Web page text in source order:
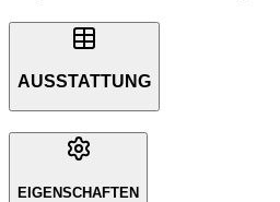
AUSSTATTUNG
EIGENSCHAFTEN